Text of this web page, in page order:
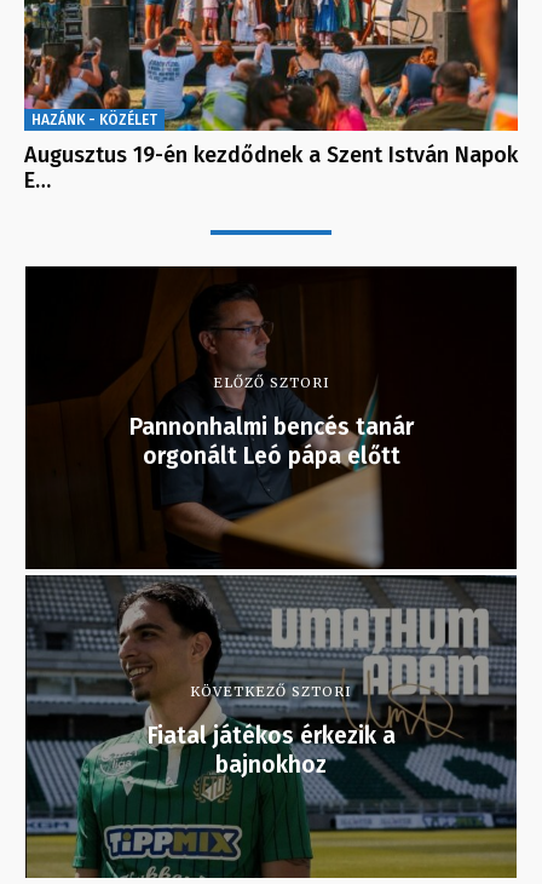
HAZÁNK - KÖZÉLET
Augusztus 19-én kezdődnek a Szent István Napok
E…
ELŐZŐ SZTORI
Pannonhalmi bencés tanár
orgonált Leó pápa előtt
KÖVETKEZŐ SZTORI
Fiatal játékos érkezik a
bajnokhoz